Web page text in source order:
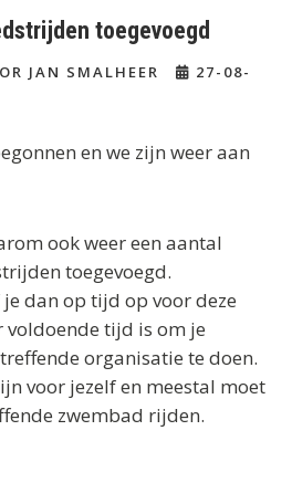
toegevoegd
JAN SMALHEER
27-08-
en we zijn weer aan
ook weer een aantal
toegevoegd.
dan op tijd op voor deze
tijd is om je
organisatie te doen.
voor jezelf en meestal moet
zwembad rijden.